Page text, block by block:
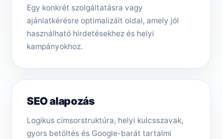
Egy konkrét szolgáltatásra vagy
ajánlatkérésre optimalizált oldal, amely jól
használható hirdetésekhez és helyi
kampányokhoz.
SEO alapozás
Logikus címsorstruktúra, helyi kulcsszavak,
gyors betöltés és Google-barát tartalmi